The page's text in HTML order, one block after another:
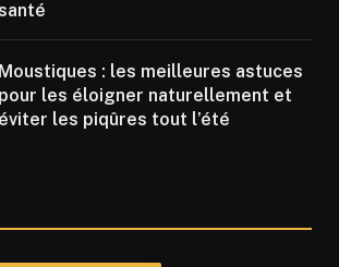
Moustiques : les meilleures astuces
pour les éloigner naturellement et
éviter les piqûres tout l’été